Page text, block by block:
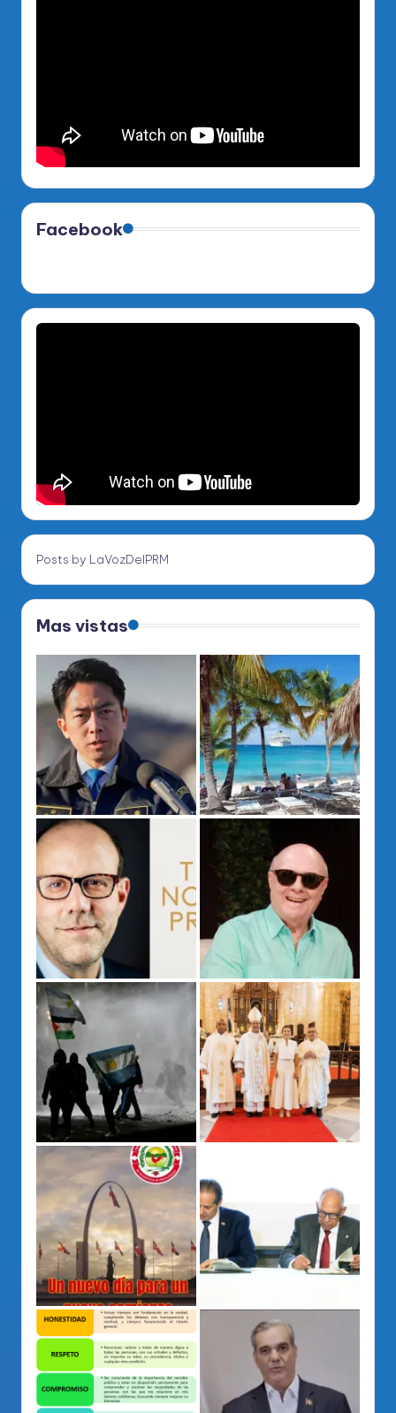
Facebook
Posts by LaVozDelPRM
Mas vistas